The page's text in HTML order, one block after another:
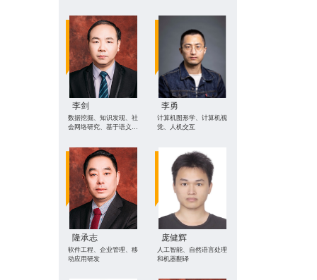
李剑
数据挖掘、知识发现、社
会网络研究、基于语义的
李勇
计算机图形学、计算机视
觉、人机交互
隆承志
软件工程、企业管理、移
动应用研发
庞健辉
人工智能、自然语言处理
和机器翻译